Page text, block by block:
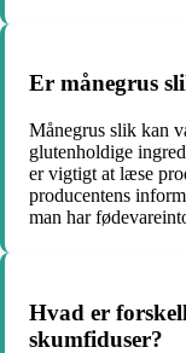
Er månegrus
Månegrus slik kan
glutenholdige
er vigtigt at læse
producentens
man har
Hvad er
skumfiduser?